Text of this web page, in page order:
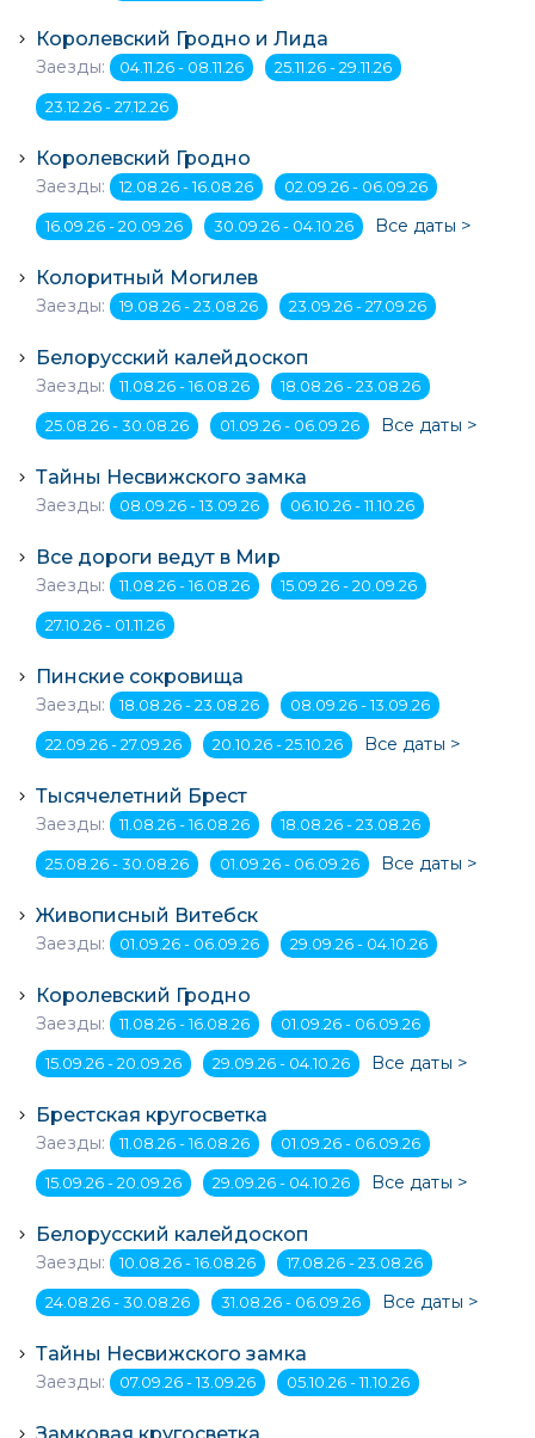
Королевский Гродно и Лида
Заезды: 04.11.26 - 08.11.26 25.11.26 - 29.11.26
23.12.26 - 27.12.26
Королевский Гродно
Заезды: 12.08.26 - 16.08.26 02.09.26 - 06.09.26
16.09.26 - 20.09.26 30.09.26 - 04.10.26 Все даты >
Колоритный Могилев
Заезды: 19.08.26 - 23.08.26 23.09.26 - 27.09.26
Белорусский калейдоскоп
Заезды: 11.08.26 - 16.08.26 18.08.26 - 23.08.26
25.08.26 - 30.08.26 01.09.26 - 06.09.26 Все даты >
Тайны Несвижского замка
Заезды: 08.09.26 - 13.09.26 06.10.26 - 11.10.26
Все дороги ведут в Мир
Заезды: 11.08.26 - 16.08.26 15.09.26 - 20.09.26
27.10.26 - 01.11.26
Пинские сокровища
Заезды: 18.08.26 - 23.08.26 08.09.26 - 13.09.26
22.09.26 - 27.09.26 20.10.26 - 25.10.26 Все даты >
Тысячелетний Брест
Заезды: 11.08.26 - 16.08.26 18.08.26 - 23.08.26
25.08.26 - 30.08.26 01.09.26 - 06.09.26 Все даты >
Живописный Витебск
Заезды: 01.09.26 - 06.09.26 29.09.26 - 04.10.26
Королевский Гродно
Заезды: 11.08.26 - 16.08.26 01.09.26 - 06.09.26
15.09.26 - 20.09.26 29.09.26 - 04.10.26 Все даты >
Брестская кругосветка
Заезды: 11.08.26 - 16.08.26 01.09.26 - 06.09.26
15.09.26 - 20.09.26 29.09.26 - 04.10.26 Все даты >
Белорусский калейдоскоп
Заезды: 10.08.26 - 16.08.26 17.08.26 - 23.08.26
24.08.26 - 30.08.26 31.08.26 - 06.09.26 Все даты >
Тайны Несвижского замка
Заезды: 07.09.26 - 13.09.26 05.10.26 - 11.10.26